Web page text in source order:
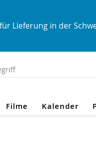
für Lieferung in der
Filme Kalender